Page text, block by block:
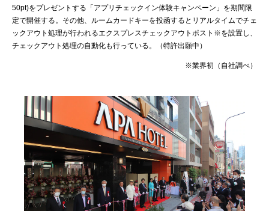
50pt)をプレゼントする「アプリチェックイン体験キャンペーン」を期間限
定で開催する。その他、ルームカードキーを投函するとリアルタイムでチェ
ックアウト処理が行われるエクスプレスチェックアウトポスト※を設置し、
チェックアウト処理の自動化も行っている。（特許出願中）
※業界初（自社調べ）